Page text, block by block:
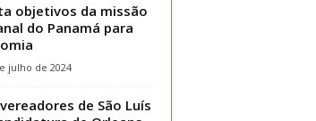
objetivos da missão
do Panamá para
julho de 2024
de São Luís